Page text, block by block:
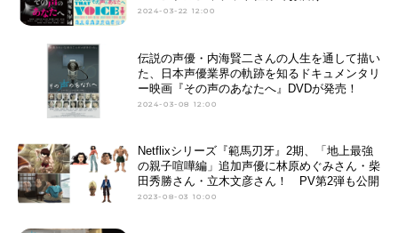
2024-03-22 12:00
伝説の声優・内海賢二さんの人生を通して描い
た、日本声優業界の軌跡を知るドキュメンタリ
ー映画『その声のあなたへ』DVDが発売！
2024-03-08 12:00
Netflixシリーズ『範馬刃牙』2期、「地上最強
の親子喧嘩編」追加声優に林原めぐみさん・柴
田秀勝さん・立木文彦さん！ PV第2弾も公開
2023-08-03 10:00